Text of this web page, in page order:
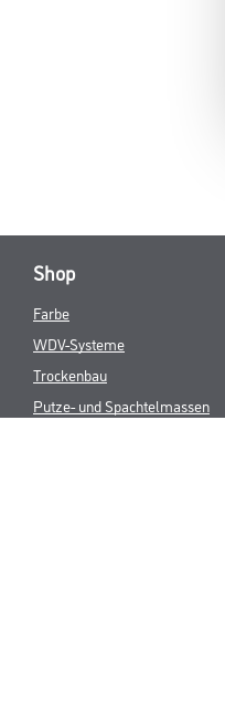
Shop
Farbe
WDV-Systeme
Trockenbau
Putze- und Spachtelmassen